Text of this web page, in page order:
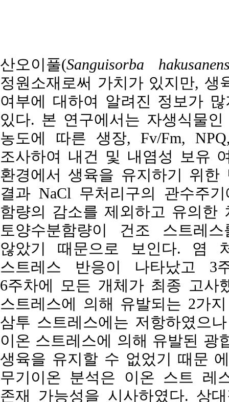
산오이풀(Sanguisorba
정원소재로써 가치가 있지만,
여부에 대하여 알려진 정보가
있다. 본 연구에서는 자생식물
농도에 따른 생장, Fv/Fm,
조사하여 내건 및 내염성 보유
환경에서 생육을 유지하기 위
결과 NaCl 무처리구의 관수주
함량의 감소를 제외하고 유의한
토양수분함량이 건조 스트레
않았기 때문으로 보인다. 염
스트레스 반응이 나타났고 3
6주차에 모든 개체가 최종 고사
스트레스에 의해 유발되는 2가
삼투 스트레스에는 저항하였으
이온 스트레스에 의해 유발된 광
생육을 유지할 수 없었기 때문
무기이온 분석은 이온 스트 레
존재 가능성을 시사하였다. 상